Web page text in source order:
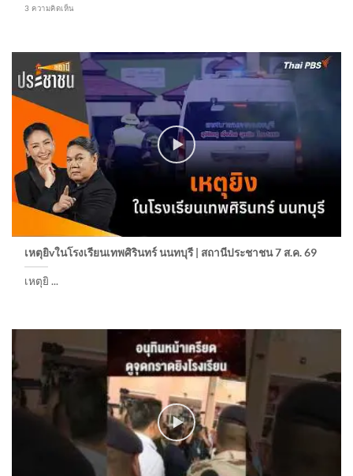
3 ความคิดเห็น
เหตุยิvในโรงเรียนเทพศิรินทร์ นนทบุรี | สถานีประชาชน 7 ส.ค. 69
เหตุยิ ...